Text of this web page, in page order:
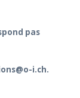
pas
i.ch.